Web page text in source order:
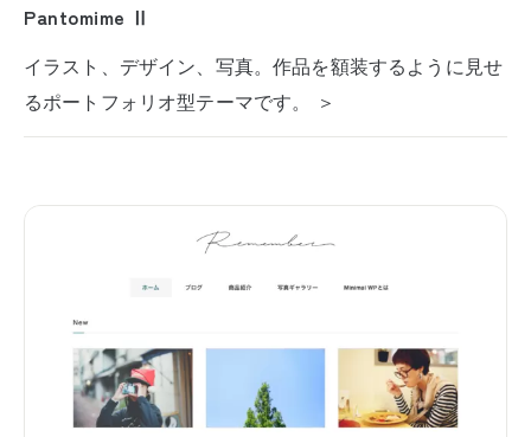
Pantomime Ⅱ
イラスト、デザイン、写真。作品を額装するように見せ
るポートフォリオ型テーマです。 ＞